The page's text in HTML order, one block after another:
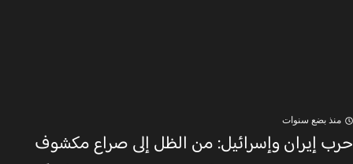
منذ بضع سنوات
حرب إيران وإسرائيل: من الظل إلى صراع مكشوف